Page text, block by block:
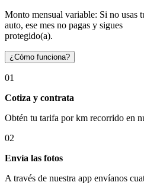
Monto mensual variable: Si no usas
auto, ese mes no pagas y sigues
protegido(a).
¿Cómo funciona?
01
Cotiza y contrata
Obtén tu tarifa por km recorrido en
02
Envía las fotos
A través de nuestra app envíanos